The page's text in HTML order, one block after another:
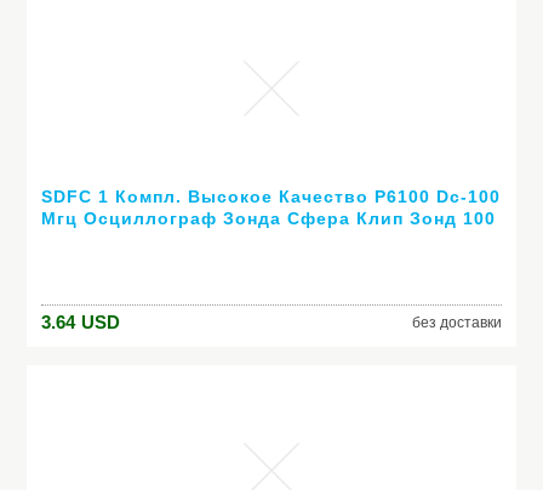
SDFC 1 Компл. Высокое Качество P6100 Dc-100
Мгц Осциллограф Зонда Сфера Клип Зонд 100
3.64 USD без доставки